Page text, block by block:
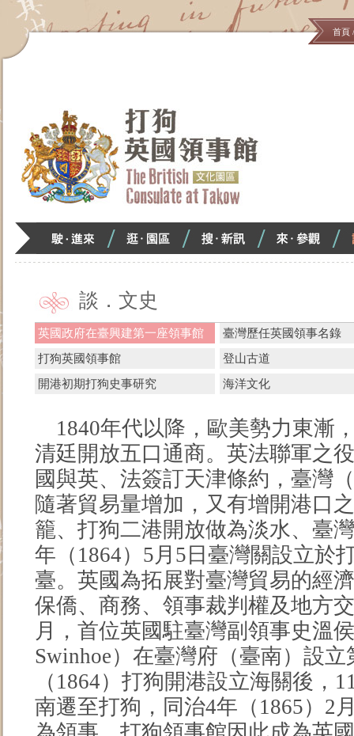
跳
區
塊
首頁
駛．
進
來
逛．
園
區
搜．
新
訊
來．
參
觀
文
化
談．文史
英國政府在臺興建第一座領事館
臺灣歷任英國領事名錄
打狗英國領事館
登山古道
開港初期打狗史事研究
海洋文化
1840年代以降，歐美勢力東漸
清廷開放五口通商。英法聯軍之
國與英、法簽訂天津條約，臺灣
隨著貿易量增加，又有增開港口
籠、打狗二港開放做為淡水、臺
年（1864）5月5日臺灣關設立於
臺。英國為拓展對臺灣貿易的經
保僑、商務、領事裁判權及地方
月，首位英國駐臺灣副領事史溫
Swinhoe）在臺灣府（臺南）設
（1864）打狗開港設立海關後，
南遷至打狗，同治4年（1865）2